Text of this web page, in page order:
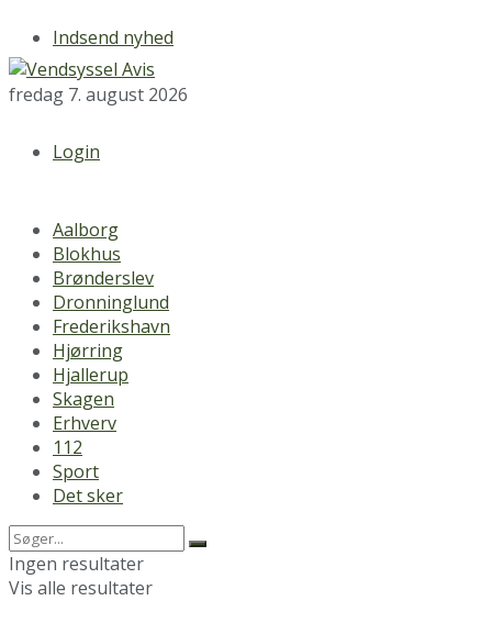
Indsend nyhed
fredag 7. august 2026
Login
Aalborg
Blokhus
Brønderslev
Dronninglund
Frederikshavn
Hjørring
Hjallerup
Skagen
Erhverv
112
Sport
Det sker
Ingen resultater
Vis alle resultater